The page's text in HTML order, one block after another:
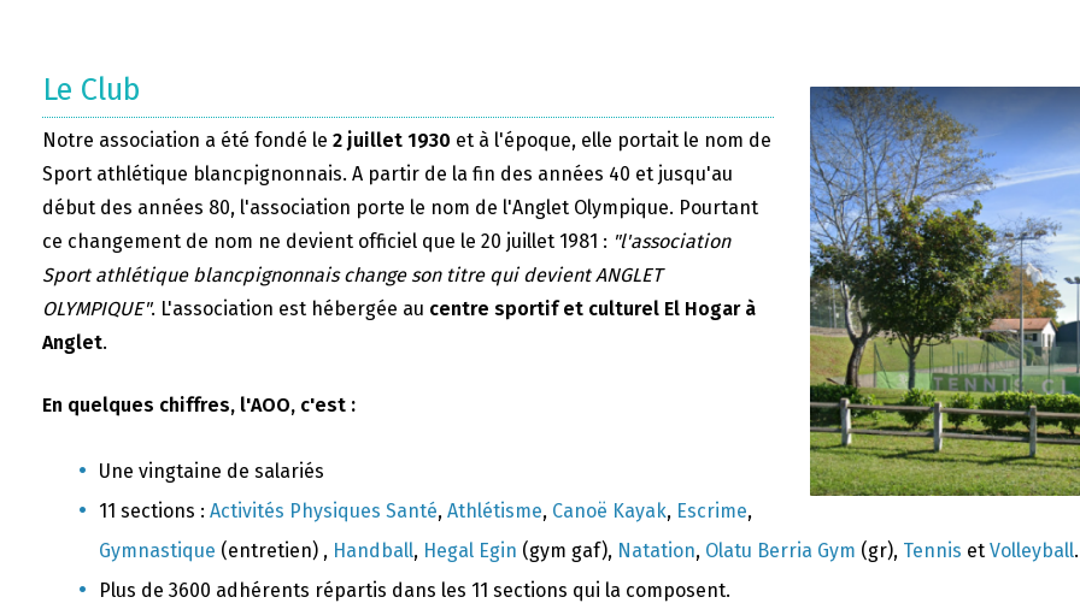
Le Club
Notre association a été fondé le 2 juillet 1930 et à l'époque, elle portait le nom de
Sport athlétique blancpignonnais. A partir de la fin des années 40 et jusqu'au
début des années 80, l'association porte le nom de l'Anglet Olympique. Pourtant
ce changement de nom ne devient officiel que le 20 juillet 1981 : "l'association
Sport athlétique blancpignonnais change son titre qui devient ANGLET
OLYMPIQUE". L'association est hébergée au centre sportif et culturel El Hogar à
Anglet.
En quelques chiffres, l'AOO, c'est :
Une vingtaine de salariés
11 sections : Activités Physiques Santé, Athlétisme, Canoë Kayak, Escrime,
Gymnastique (entretien) , Handball, Hegal Egin (gym gaf), Natation, Olatu Berria Gym (gr), Tennis et Volleyball.
Plus de 3600 adhérents répartis dans les 11 sections qui la composent.